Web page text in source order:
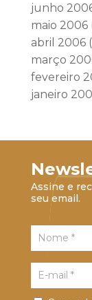
junho
maio 2006
abril 2006
março
fevereiro
janeiro
Assine e
seu email.